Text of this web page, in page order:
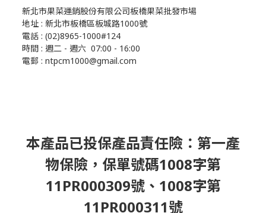
新北市果菜運銷股份有限公司板橋果菜批發市場
地址 : 新北市板橋區板城路1000號
電話 : (02)8965-1000#124
時間 : 週二 - 週六 07:00 - 16:00
電郵 : ntpcm1000@gmail.com
本產品已投保產品責任險：第一產
物保險，保單號碼1008字第
11PR000309號、1008字第
11PR000311號